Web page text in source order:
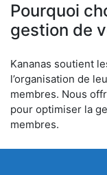
Pourquoi
gestion de
Kananas soutient
l’organisation de
membres. Nous
pour optimiser la
membres.